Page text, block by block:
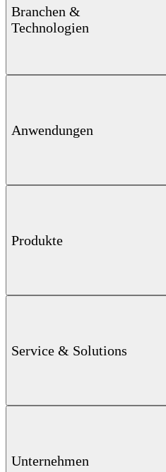
Branchen &
Technologien
Anwendungen
Produkte
Service & Solutions
Unternehmen
Qualitätssicherung